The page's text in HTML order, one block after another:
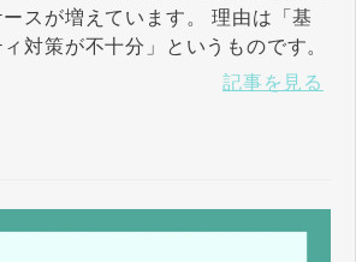
スが増えています。 理由は「基
対策が不十分」というものです。
記事を見る